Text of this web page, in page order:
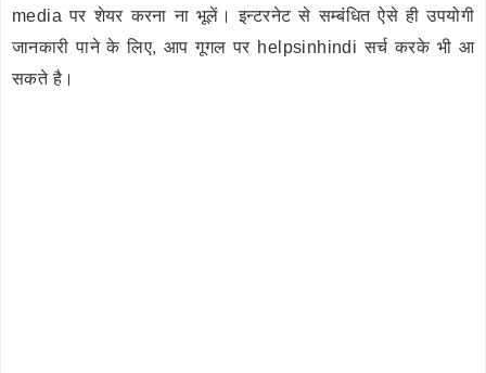
media पर शेयर करना ना भूलें। इन्टरनेट से सम्बंधित ऐसे ही उपयोगी
जानकारी पाने के लिए, आप गूगल पर helpsinhindi सर्च करके भी आ
सकते है।